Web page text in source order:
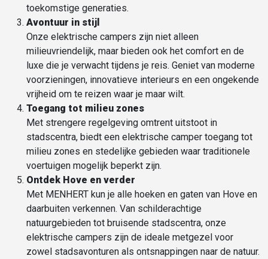
toekomstige generaties.
Avontuur in stijl
Onze elektrische campers zijn niet alleen
milieuvriendelijk, maar bieden ook het comfort en de
luxe die je verwacht tijdens je reis. Geniet van moderne
voorzieningen, innovatieve interieurs en een ongekende
vrijheid om te reizen waar je maar wilt.
Toegang tot milieu zones
Met strengere regelgeving omtrent uitstoot in
stadscentra, biedt een elektrische camper toegang tot
milieu zones en stedelijke gebieden waar traditionele
voertuigen mogelijk beperkt zijn.
Ontdek Hove en verder
Met MENHERT kun je alle hoeken en gaten van Hove en
daarbuiten verkennen. Van schilderachtige
natuurgebieden tot bruisende stadscentra, onze
elektrische campers zijn de ideale metgezel voor
zowel stadsavonturen als ontsnappingen naar de natuur.